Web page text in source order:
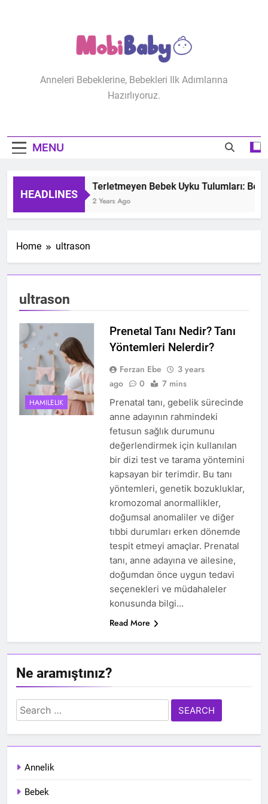
MobiBaby
Anneleri Bebeklerine, Bebekleri Ilk Adımlarına
Hazırlıyoruz.
MENU
HEADLINES
Terletmeyen Bebek Uyku Tulumları:
2 Years Ago
Home ultrason
ultrason
HAMILELIK
Prenetal Tanı Nedir? Tanı
Yöntemleri Nelerdir?
Ferzan Ebe
3 years
ago
0 7 mins
Prenatal tanı, gebelik sürecinde
anne adayının rahmindeki
fetusun sağlık durumunu
değerlendirmek için kullanılan
bir dizi test ve tarama yöntemini
kapsayan bir terimdir. Bu tanı
yöntemleri, genetik bozukluklar,
kromozomal anormallikler,
doğumsal anomaliler ve diğer
tıbbi durumları erken dönemde
tespit etmeyi amaçlar. Prenatal
tanı, anne adayına ve ailesine,
doğumdan önce uygun tedavi
seçenekleri ve müdahaleler
konusunda bilgi…
Read More
Ne aramıştınız?
Search
for:
Annelik
Bebek